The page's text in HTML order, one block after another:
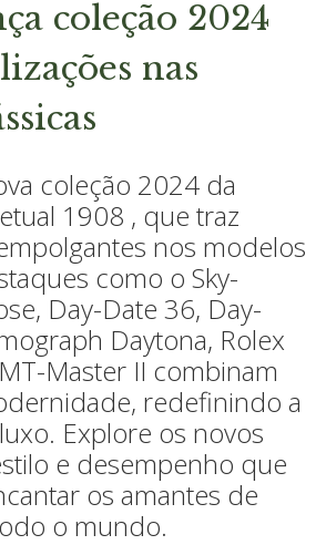
coleção 2024
nas
coleção 2024 da
1908 , que traz
nos modelos
como o Sky-
Day-Date 36, Day-
Daytona, Rolex
Master II combinam
redefinindo a
Explore os novos
e desempenho que
os amantes de
o mundo.